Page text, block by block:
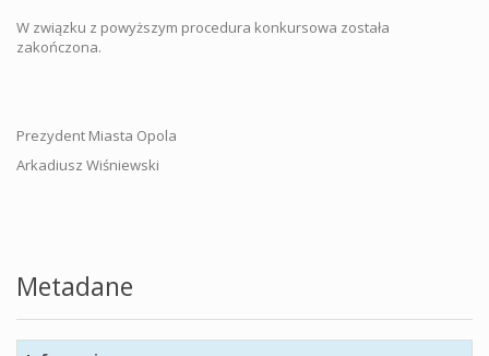
W związku z powyższym procedura konkursowa została
zakończona.
Prezydent Miasta Opola
Arkadiusz Wiśniewski
Metadane